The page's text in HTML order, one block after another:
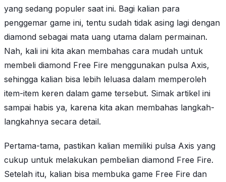
yang sedang populer saat ini. Bagi kalian para
penggemar game ini, tentu sudah tidak asing lagi dengan
diamond sebagai mata uang utama dalam permainan.
Nah, kali ini kita akan membahas cara mudah untuk
membeli diamond Free Fire menggunakan pulsa Axis,
sehingga kalian bisa lebih leluasa dalam memperoleh
item-item keren dalam game tersebut. Simak artikel ini
sampai habis ya, karena kita akan membahas langkah-
langkahnya secara detail.
Pertama-tama, pastikan kalian memiliki pulsa Axis yang
cukup untuk melakukan pembelian diamond Free Fire.
Setelah itu, kalian bisa membuka game Free Fire dan